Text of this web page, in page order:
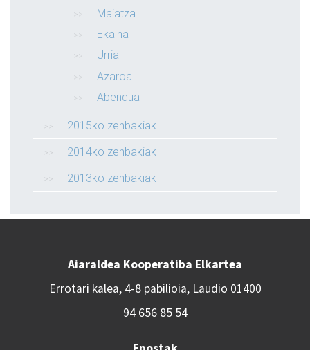
Maiatza
Ekaina
Urria
Azaroa
Abendua
2015ko zenbakiak
2014ko zenbakiak
2013ko zenbakiak
Aiaraldea Kooperatiba Elkartea
Errotari kalea, 4-8 pabilioia, Laudio 01400
94 656 85 54